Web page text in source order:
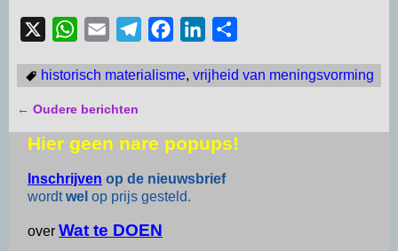
W
a
A
p
p
a
i
l
r
a
m
c
o
o
k
n
d
I
l
historisch materialisme, vrijheid van meningsvorming
Bericht navigatie
← Oudere berichten
Hier geen nare popups!
Inschrijven op de nieuwsbrief
wordtwel op prijs gesteld.
over Wat te DOEN